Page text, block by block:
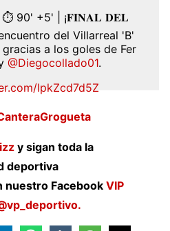
⏱ 90' +5' | ¡𝐅𝐈𝐍𝐀𝐋 𝐃𝐄𝐋
del Villarreal 'B'
a los goles de Fer
@Diegocollado01.
lpkZcd7d5Z
y sigan toda la
deportiva
nuestro Facebook VIP